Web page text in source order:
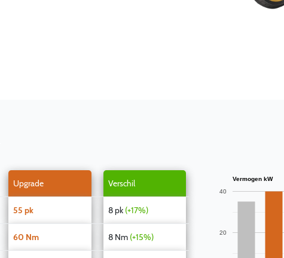
Upgrade Verschil
55 pk 8 pk (+17%)
60 Nm 8 Nm (+15%)
Vermogen kW
20
40